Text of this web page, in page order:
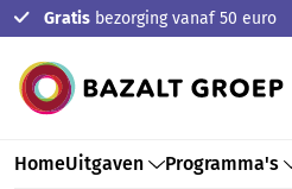
Ga naar de
Gratisbezorging vanaf 50 euro
HomeUitgaven Programma's